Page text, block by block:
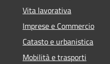
Vita lavorativa
Imprese e Commercio
Catasto e urbanistica
Mobilità e trasporti